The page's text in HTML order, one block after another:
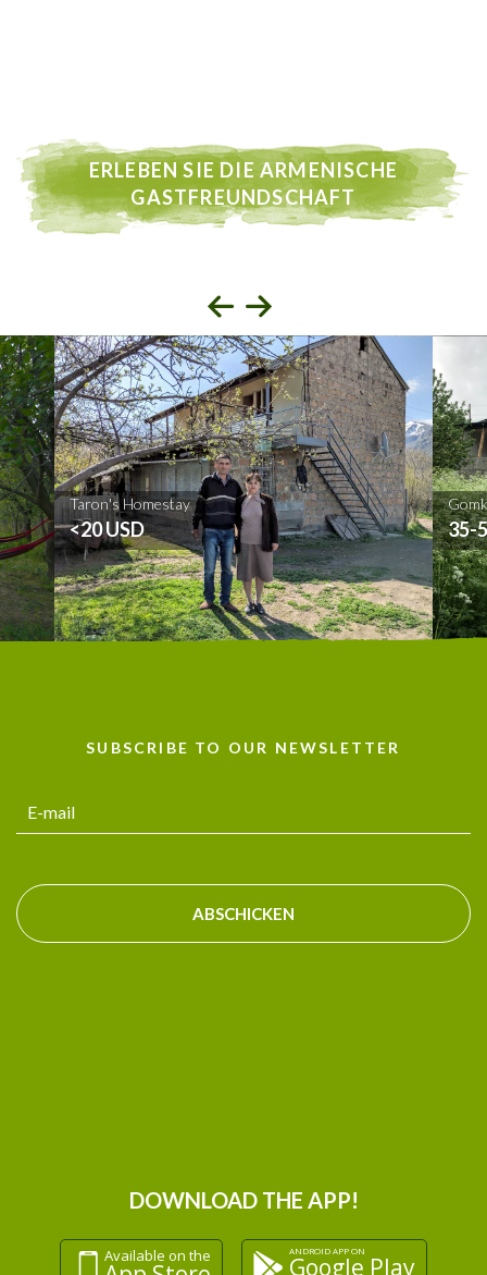
ERLEBEN SIE DIE ARMENISCHE
GASTFREUNDSCHAFT
Taron's Homestay
<20 USD 35-
SUBSCRIBE TO OUR NEWSLETTER
ABSCHICKEN
DOWNLOAD THE APP!
Available on the ANDROID APP ON
Google Play